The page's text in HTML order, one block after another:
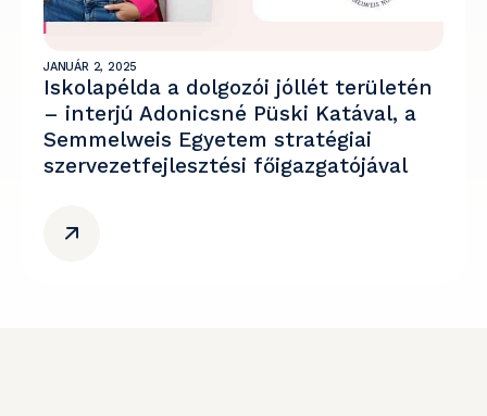
JANUÁR 2, 2025
Iskolapélda a dolgozói jóllét területén
– interjú Adonicsné Püski Katával, a
Semmelweis Egyetem stratégiai
szervezetfejlesztési főigazgatójával